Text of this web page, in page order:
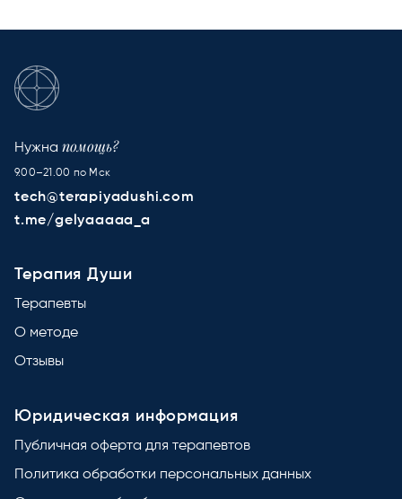
Нужна помощь?
9.00–21.00 по Мск
tech@terapiyadushi.com
t.me/gelyaaaaa_a
Терапия Души
Терапевты
О методе
Отзывы
Юридическая информация
Публичная оферта для терапевтов
Политика обработки персональных данных